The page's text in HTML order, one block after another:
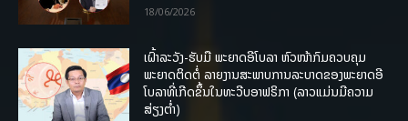
18/06/2026
ເຝົ້າລະວັງ-ຮັບມື ພະຍາດອີໂບລາ ຫົວໜ້າກົມຄວບຄຸມ
ພະຍາດຕິດຕໍ່ ລາຍງານສະພາບການລະບາດຂອງພະຍາດອີ
ໂບລາທີ່ເກີດຂຶ້ນໃນທະວີບອາຟຣິກາ (ລາວແມ່ນມີຄວາມ
ສ່ຽງຕໍ່າ)